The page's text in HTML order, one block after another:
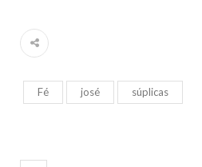
Fé josé súplicas